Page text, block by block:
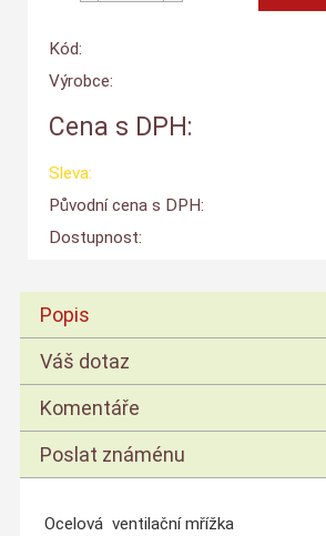
Kód:
Výrobce:
Cena s DPH:
Sleva:
Původní cena s DPH:
Dostupnost:
Popis
Váš dotaz
Komentáře
Poslat známénu
Ocelová ventilační mřížka